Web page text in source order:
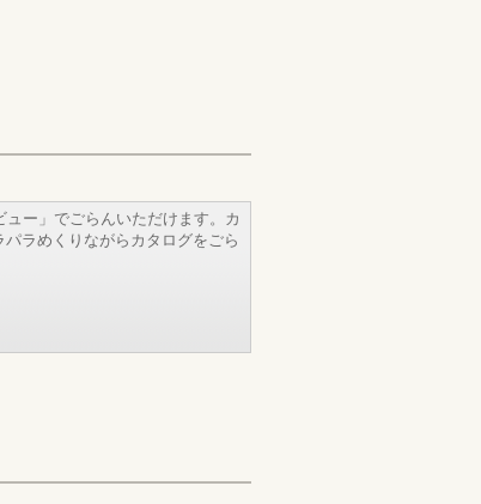
ー」でごらんいただけます。カ
ラめくりながらカタログをごら